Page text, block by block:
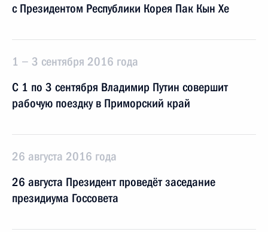
с Президентом Республики Корея Пак Кын Хе
1 − 3 сентября 2016 года
С 1 по 3 сентября Владимир Путин совершит
рабочую поездку в Приморский край
26 августа 2016 года
26 августа Президент проведёт заседание
президиума Госсовета